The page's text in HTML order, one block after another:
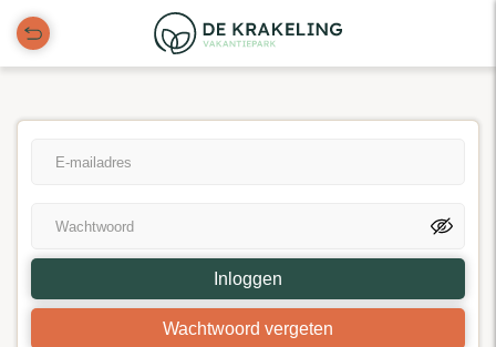
Wachtwoord vergeten
Inloggen